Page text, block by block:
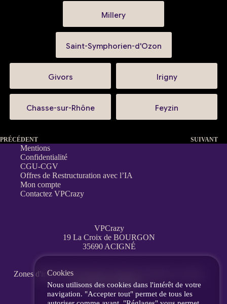
Millery
Saint-Symphorien-d'Ozon
Givors Irigny
Chasse-sur-Rhône Feyzin
PRÉCÉDENT SUIVANT
Mentions
Confidentialité
CGU-CGV
Offres de Restructuration avec l’IA
Mon compte
Contactez VPCrazy
VPCrazy
19 La Croix de BOURGON
35690 ACIGNÉ
Zones d'interventions partout en France
messagerie, téléphone.
Cookies
Nous utilisons des cookies dans l'intérêt de votre
navigation. "Accepter tout" permet de tous les